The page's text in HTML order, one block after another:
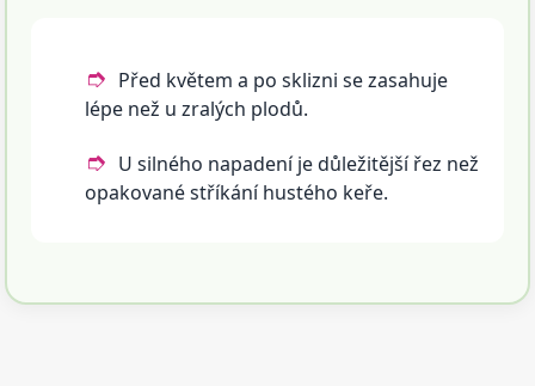
Před květem a po sklizni se zasahuje
lépe než u zralých plodů.
U silného napadení je důležitější řez než
opakované stříkání hustého keře.